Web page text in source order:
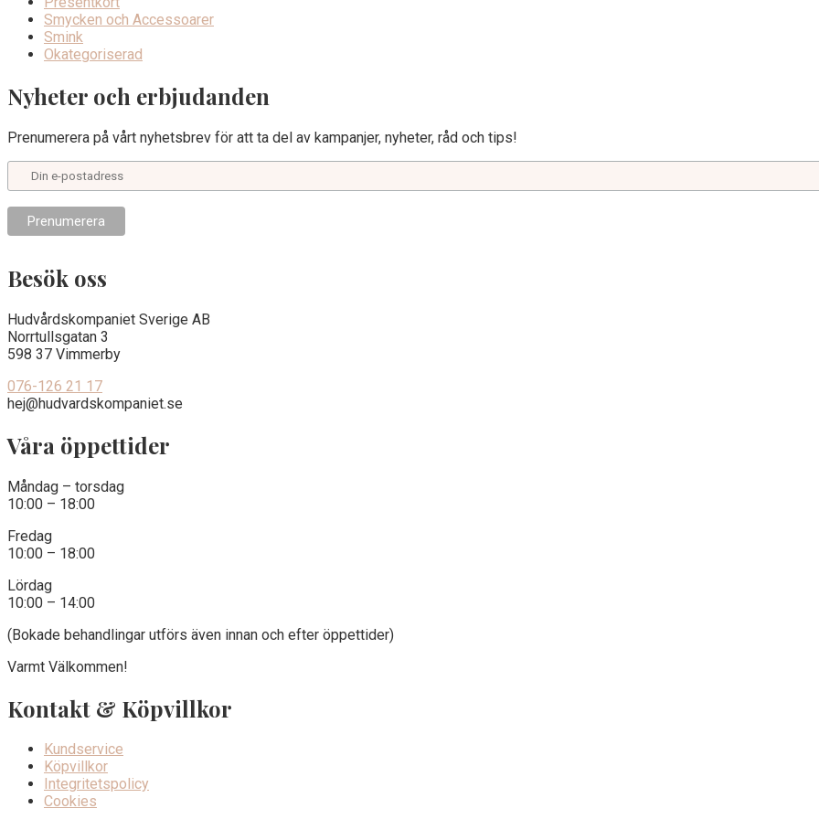
Smycken och Accessoarer
Smink
Okategoriserad
Nyheter och erbjudanden
Prenumerera på vårt nyhetsbrev för att ta del av kampanjer, nyheter, råd och tips!
Besök oss
Hudvårdskompaniet Sverige AB
Norrtullsgatan 3
598 37 Vimmerby
076-126 21 17
hej@hudvardskompaniet.se
Våra öppettider
Måndag – torsdag
10:00 – 18:00
Fredag
10:00 – 18:00
Lördag
10:00 – 14:00
(Bokade behandlingar utförs även innan och efter öppettider)
Varmt Välkommen!
Kontakt & Köpvillkor
Kundservice
Köpvillkor
Integritetspolicy
Cookies